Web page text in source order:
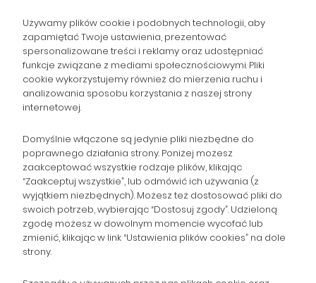
NAWIGACJA
POMOC
ZAMÓWIENIA
POPULARNE KATEGORIE
Gromadzka 46
Zapisz się na Newsletter i
Używamy plików cookie i podobnych technologii, aby
zapamiętać Twoje ustawienia, prezentować
spersonalizowane treści i reklamy oraz udostępniać
funkcje związane z mediami społecznościowymi. Pliki
cookie wykorzystujemy również do mierzenia ruchu i
analizowania sposobu korzystania z naszej strony
internetowej.
Domyślnie włączone są jedynie pliki niezbędne do
poprawnego działania strony. Poniżej możesz
zaakceptować wszystkie rodzaje plików, klikając
“Zaakceptuj wszystkie”, lub odmówić ich używania (z
wyjątkiem niezbędnych). Możesz też dostosować pliki do
swoich potrzeb, wybierając “Dostosuj zgody”. Udzieloną
zgodę możesz w dowolnym momencie wycofać lub
zmienić, klikając w link “Ustawienia plików cookies” na dole
strony.